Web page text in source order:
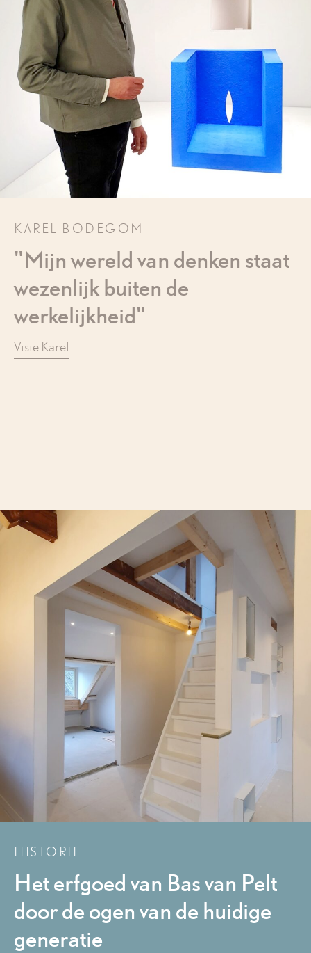
KAREL BODEGOM
"Mijn wereld van denken staat
wezenlijk buiten de
werkelijkheid"
Visie Karel
HISTORIE
Het erfgoed van Bas van Pelt
door de ogen van de huidige
generatie